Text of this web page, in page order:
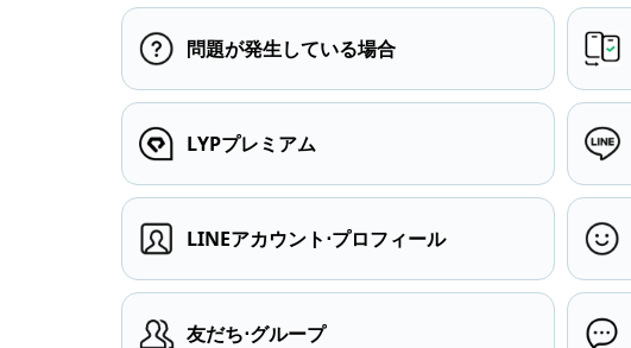
問題が発生している場合
LYPプレミアム
LINEアカウント⋅プロフィール
友だち⋅グループ